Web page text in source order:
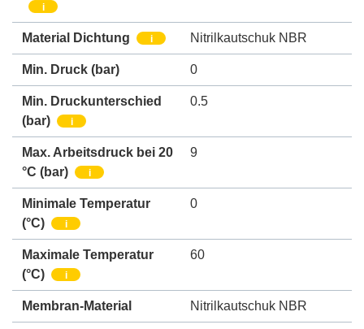
i
Material Dichtung i Nitrilkautschuk NBR
Min. Druck (bar) 0
Min. Druckunterschied
(bar)
i
0.5
Max. Arbeitsdruck bei 20
°C (bar)
i
9
Minimale Temperatur
(°C)
i
0
Maximale Temperatur
(°C)
i
60
Membran-Material Nitrilkautschuk NBR